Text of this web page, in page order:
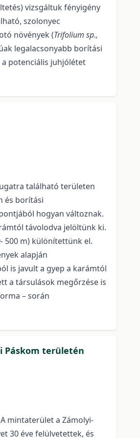
vizsgáltuk fényigény
szolonyec
növények (Trifolium sp.,
legalacsonyabb borítási
potenciális juhjólétet
található területen
és borítási
hogyan változnak.
távolodva jelöltünk ki.
500 m) különítettünk el.
alapján
is javult a gyep a karámtól
a társulások megőrzése is
– során
Páskom területén
mintaterület a Zámolyi-
30 éve felülvetettek, és